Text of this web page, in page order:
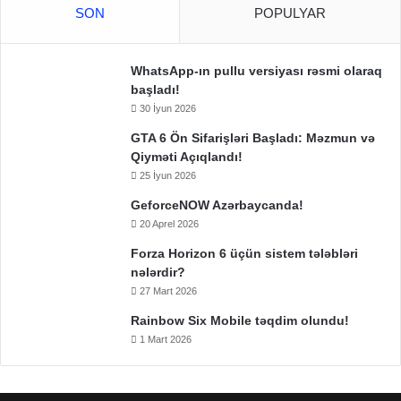
SON POPULYAR
WhatsApp-ın pullu versiyası rəsmi olaraq
başladı!
30 İyun 2026
GTA 6 Ön Sifarişləri Başladı: Məzmun və
Qiyməti Açıqlandı!
25 İyun 2026
GeforceNOW Azərbaycanda!
20 Aprel 2026
Forza Horizon 6 üçün sistem tələbləri
nələrdir?
27 Mart 2026
Rainbow Six Mobile təqdim olundu!
1 Mart 2026